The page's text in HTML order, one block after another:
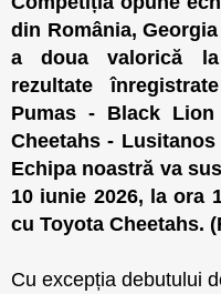
din România,
a doua valorică la
rezultate
Pumas - Black Lion
Cheetahs -
Echipa noastră va
10 iunie 2026, la ora
cu Toyota Cheetahs.
Cu excepția debutului